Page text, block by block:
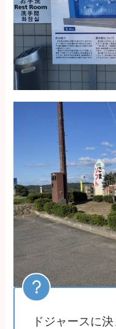
ドジャースに